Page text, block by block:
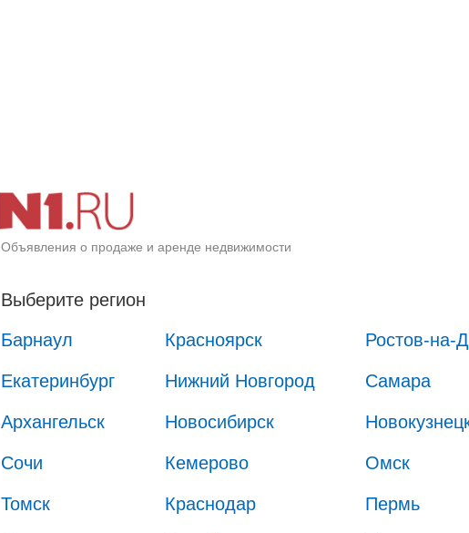
Объявления о продаже и аренде недвижимости
Выберите регион
Барнаул
Красноярск Ростов-на-
Екатеринбург Нижний Новгород Самара
Архангельск Новосибирск
Сочи Кемерово Омск
Томск Краснодар Пермь